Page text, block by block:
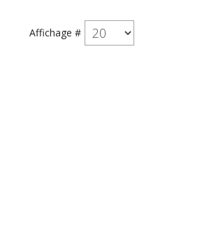
Affichage #